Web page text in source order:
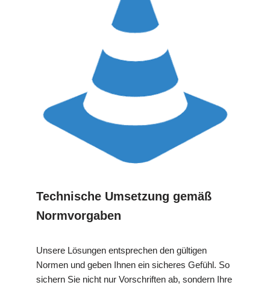
Technische Umsetzung gemäß
Normvorgaben
Unsere Lösungen entsprechen den gültigen
Normen und geben Ihnen ein sicheres Gefühl. So
sichern Sie nicht nur Vorschriften ab, sondern Ihre